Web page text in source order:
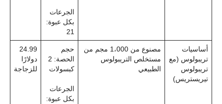
الجرعات
بكل عبوة:
21
أساسيات
تريبولوس (مع
تريبولوس
تيريستريس)
مصنوع من 1،000 مجم من
مستخلص التريبولوس
الطبيعي
حجم
الحصة: 2
كبسولات
الجرعات
بكل عبوة:
24.99
دولارًا
للزجاجة